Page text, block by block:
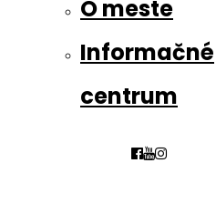
O meste
Informačné
centrum